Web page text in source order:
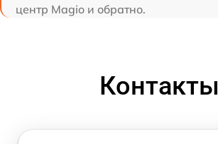
центр Magio и обратно.
Контакты